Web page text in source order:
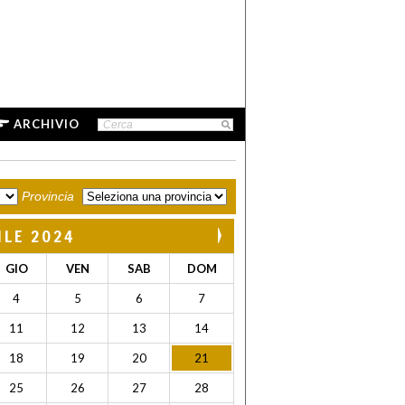
ARCHIVIO
Provincia
2024
GIO VEN SAB DOM
4 5 6 7
11 12 13 14
18 19 20 21
25 26 27 28